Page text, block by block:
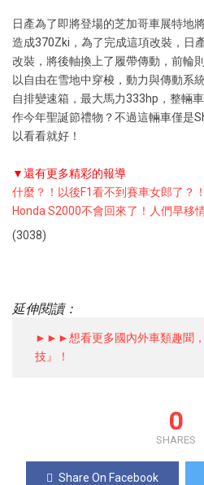
日產為了即將登場的芝加哥車展特地
造成370Zki，為了完成這項改裝，日
改裝，將後軸換上了履帶傳動，前輪
以自由在雪地中穿梭，動力與傳動系
自排變速箱，最大馬力333hp，整輛
作今年聖誕節禮物？不過這輛車僅是
以看看就好！
▼還有更多精彩的報導
什麼？！以後F1看不到賽車女郎了？！
Honda S2000不會回來了！人們早移
(3038)
延伸閱讀：
►►►想看更多國內外車類趣聞
技』！
0
SHARES
Share On Facebook